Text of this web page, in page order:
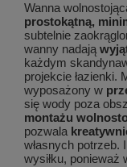
Wanna
prostokątną,
subtelnie
wanny nadają
każdym
projekcie łazienki.
wyposażony w
się wody poza
montażu
pozwala
własnych potrzeb.
wysiłku, ponieważ